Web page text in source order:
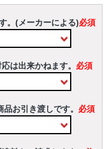
。(メーカーによる)必須
は出来かねます。 必須
お引き渡しです。 必須